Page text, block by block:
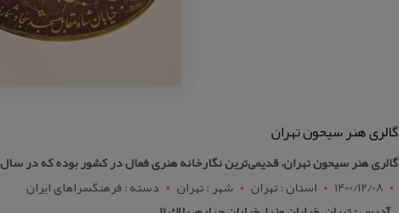
گالری هنر سیحون تهران
گالری هنر سیحون تهران، قدیمی‌ترین نگارخانه هنری فعال در كشور بوده كه در سال ۱۳۴۵ هجری شمسی به وسیله معصومه سیحون
1400/12/08
استان : تهران شهر : تهران
دسته : فرهنگسراهای ایران